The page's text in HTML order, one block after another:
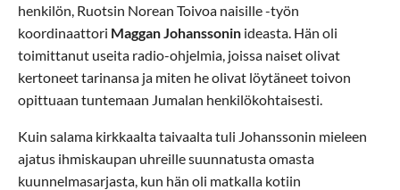
henkilön, Ruotsin Norean Toivoa naisille -työn
koordinaattori Maggan Johanssonin ideasta. Hän oli
toimittanut useita radio-ohjelmia, joissa naiset olivat
kertoneet tarinansa ja miten he olivat löytäneet toivon
opittuaan tuntemaan Jumalan henkilökohtaisesti.
Kuin salama kirkkaalta taivaalta tuli Johanssonin mieleen
ajatus ihmiskaupan uhreille suunnatusta omasta
kuunnelmasarjasta, kun hän oli matkalla kotiin